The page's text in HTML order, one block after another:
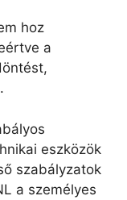
hoz
a
eszközök
szabályzatok
a személyes